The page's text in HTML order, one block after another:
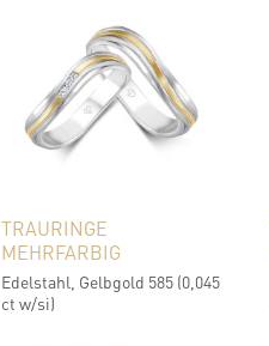
TRAURINGE
MEHRFARBIG
Edelstahl, Gelbgold 585 (0,045
ct w/si)